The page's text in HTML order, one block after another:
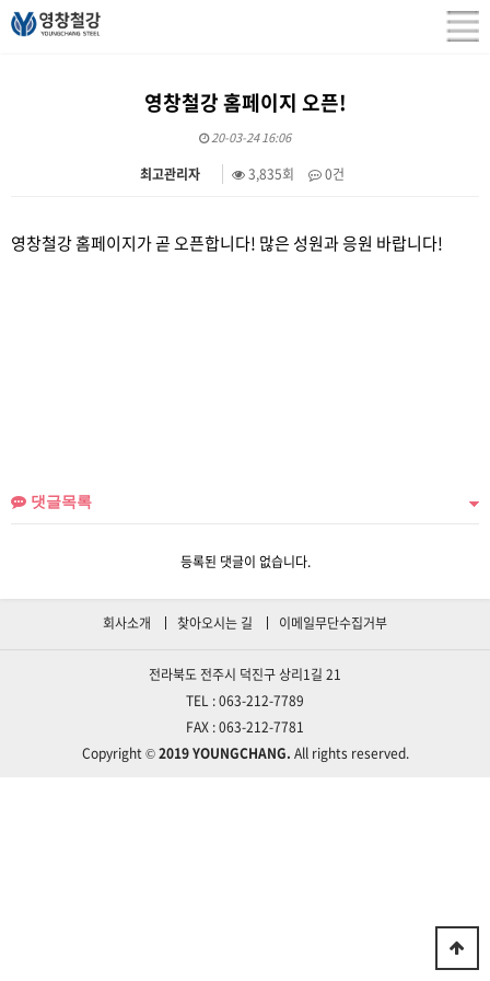
영창철강 홈페이지 오픈!
20-03-24 16:06
최고관리자 3,835회 0건
영창철강 홈페이지가 곧 오픈합니다! 많은 성원과 응원 바랍니다!
댓글목록
등록된 댓글이 없습니다.
회사소개 찾아오시는 길 이메일무단수집거부
전라북도 전주시 덕진구 상리1길 21
TEL : 063-212-7789
FAX : 063-212-7781
Copyright ©2019 YOUNGCHANG. All rights reserved.